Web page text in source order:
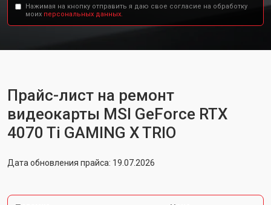
Нажимая на кнопку отправить я даю свое согласие на обработку
моих персональных данных.
Прайс-лист на ремонт
видеокарты MSI GeForce RTX
4070 Ti GAMING X TRIO
Дата обновления прайса: 19.07.2026